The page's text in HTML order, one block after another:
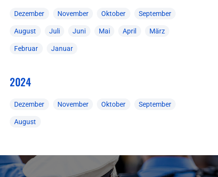
Dezember November Oktober September
August Juli Juni Mai April März
Februar Januar
2024
Dezember November Oktober September
August